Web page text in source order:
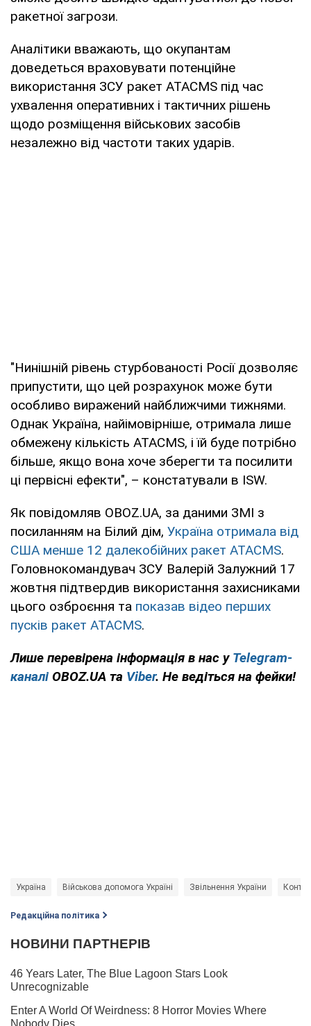
ракетної загрози.
Аналітики вважають, що окупантам
доведеться враховувати потенційне
використання ЗСУ ракет ATACMS під час
ухвалення оперативних і тактичних рішень
щодо розміщення військових засобів
незалежно від частоти таких ударів.
"Нинішній рівень стурбованості Росії дозволяє
припустити, що цей розрахунок може бути
особливо виражений найближчими тижнями.
Однак Україна, найімовірніше, отримала лише
обмежену кількість ATACMS, і їй буде потрібно
більше, якщо вона хоче зберегти та посилити
ці первісні ефекти", – констатували в ISW.
Як повідомляв OBOZ.UA, за даними ЗМІ з
посиланням на Білий дім, Україна отримала від
США менше 12 далекобійних ракет ATACMS.
Головнокомандувач ЗСУ Валерій Залужний 17
жовтня підтвердив використання захисниками
цього озброєння та показав відео перших
пусків ракет ATACMS.
Лише перевірена інформація в нас у Telegram-
каналі OBOZ.UA та Viber. Не ведіться на фейки!
Україна Військова допомога Україні Звільнення України
Редакційна політика